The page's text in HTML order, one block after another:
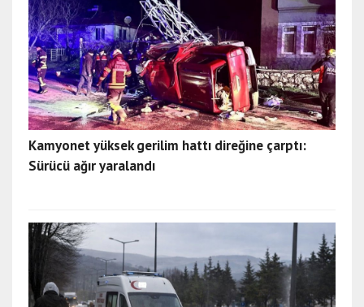
Kamyonet yüksek gerilim hattı direğine çarptı:
Sürücü ağır yaralandı